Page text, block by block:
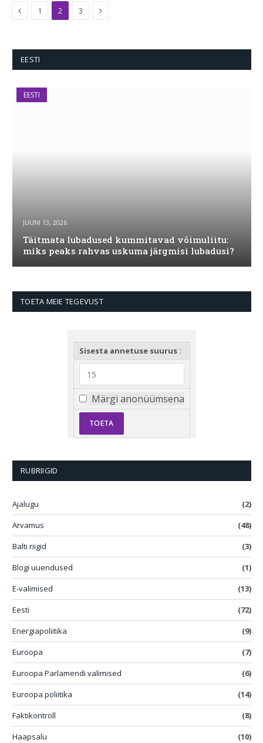
Previous
1 2 3 Next
EESTI
EESTI
JUUNI 13, 2026
Täitmata lubadused kummitavad võimuliitu:
miks peaks rahvas uskuma järgmisi lubadusi?
TOETA MEIE TEGEVUST
Sisesta annetuse suurus :
Märgi anonüümsena
RUBRIIGID
Ajalugu
(2)
Arvamus
(48)
Balti riigid
(3)
Blogi uuendused
(1)
E-valimised
(13)
Eesti
(72)
Energiapoliitika
(9)
Euroopa
(7)
Euroopa Parlamendi valimised
(6)
Euroopa poliitika
(14)
Faktikontroll
(8)
Haapsalu
(10)